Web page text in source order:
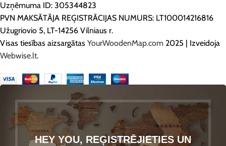
Uzņēmuma ID: 305344823
PVN MAKSĀTĀJA REĢISTRĀCIJAS NUMURS: LT100014216816
Užugriovio 5, LT-14256 Vilniaus r.
Visas tiesības aizsargātas YourWoodenMap.com 2025 | Izveidoja
Webwise.lt.
HEY YOU, REĢISTRĒJIETIES UN